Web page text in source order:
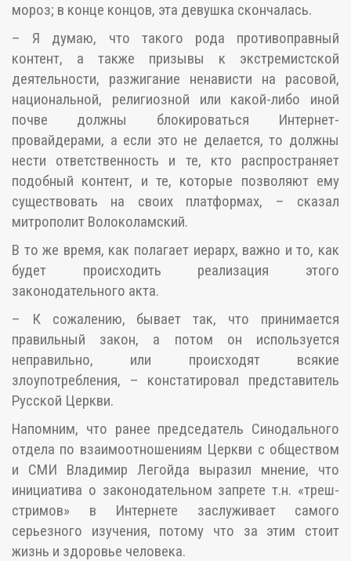
мороз; в конце концов, эта девушка скончалась.
– Я думаю, что такого рода противоправный
контент, а также призывы к экстремистской
деятельности, разжигание ненависти на расовой,
национальной, религиозной или какой-либо иной
почве должны блокироваться Интернет-
провайдерами, а если это не делается, то должны
нести ответственность и те, кто распространяет
подобный контент, и те, которые позволяют ему
существовать на своих платформах, – сказал
митрополит Волоколамский.
В то же время, как полагает иерарх, важно и то, как
будет происходить реализация этого
законодательного акта.
– К сожалению, бывает так, что принимается
правильный закон, а потом он используется
неправильно, или происходят всякие
злоупотребления, – констатировал представитель
Русской Церкви.
Напомним, что ранее председатель Синодального
отдела по взаимоотношениям Церкви с обществом
и СМИ Владимир Легойда выразил мнение, что
инициатива о законодательном запрете т.н. «треш-
стримов» в Интернете заслуживает самого
серьезного изучения, потому что за этим стоит
жизнь и здоровье человека.